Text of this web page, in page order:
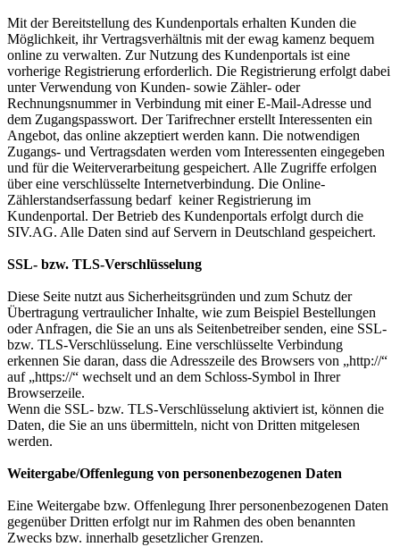
Mit der Bereitstellung des Kundenportals erhalten Kunden die
Möglichkeit, ihr Vertragsverhältnis mit der ewag kamenz bequem
online zu verwalten. Zur Nutzung des Kundenportals ist eine
vorherige Registrierung erforderlich. Die Registrierung erfolgt dabei
unter Verwendung von Kunden- sowie Zähler- oder
Rechnungsnummer in Verbindung mit einer E-Mail-Adresse und
dem Zugangspasswort. Der Tarifrechner erstellt Interessenten ein
Angebot, das online akzeptiert werden kann. Die notwendigen
Zugangs- und Vertragsdaten werden vom Interessenten eingegeben
und für die Weiterverarbeitung gespeichert. Alle Zugriffe erfolgen
über eine verschlüsselte Internetverbindung. Die Online-
Zählerstandserfassung bedarf keiner Registrierung im
Kundenportal. Der Betrieb des Kundenportals erfolgt durch die
SIV.AG. Alle Daten sind auf Servern in Deutschland gespeichert.
SSL- bzw. TLS-Verschlüsselung
Diese Seite nutzt aus Sicherheitsgründen und zum Schutz der
Übertragung vertraulicher Inhalte, wie zum Beispiel Bestellungen
oder Anfragen, die Sie an uns als Seitenbetreiber senden, eine SSL-
bzw. TLS-Verschlüsselung. Eine verschlüsselte Verbindung
erkennen Sie daran, dass die Adresszeile des Browsers von „http://“
auf „https://“ wechselt und an dem Schloss-Symbol in Ihrer
Browserzeile.
Wenn die SSL- bzw. TLS-Verschlüsselung aktiviert ist, können die
Daten, die Sie an uns übermitteln, nicht von Dritten mitgelesen
werden.
Weitergabe/Offenlegung von personenbezogenen Daten
Eine Weitergabe bzw. Offenlegung Ihrer personenbezogenen Daten
gegenüber Dritten erfolgt nur im Rahmen des oben benannten
Zwecks bzw. innerhalb gesetzlicher Grenzen.